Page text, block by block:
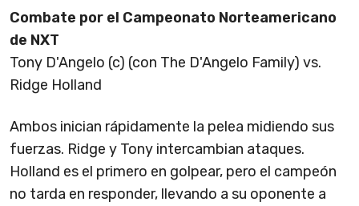
Combate por el Campeonato Norteamericano
de NXT
Tony D'Angelo (c) (con The D'Angelo Family) vs.
Ridge Holland
Ambos inician rápidamente la pelea midiendo sus
fuerzas. Ridge y Tony intercambian ataques.
Holland es el primero en golpear, pero el campeón
no tarda en responder, llevando a su oponente a